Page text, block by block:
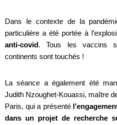
Dans le contexte de la
particulière a été portée à
anti-covid. Tous les vaccins
continents sont touchés !
La séance a également été
Judith Nzoughet-Kouassi, maître
Paris, qui a présenté
dans un projet de recherche